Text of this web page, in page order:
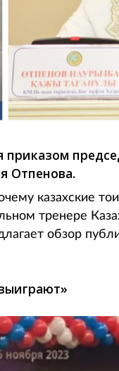
Отпенова.
казахские
тренере
обзор